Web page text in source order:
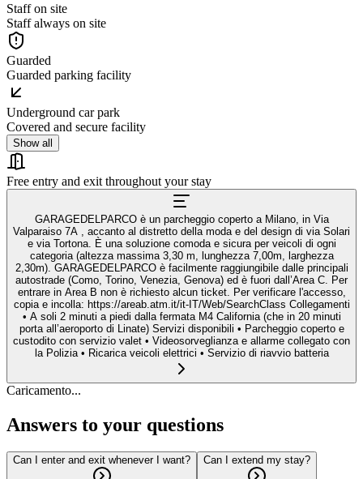
Staff on site
Staff always on site
Guarded
Guarded parking facility
Underground car park
Covered and secure facility
Show all
Free entry and exit throughout your stay
GARAGEDELPARCO è un parcheggio coperto a Milano, in Via
Valparaiso 7A , accanto al distretto della moda e del design di via Solari
e via Tortona. È una soluzione comoda e sicura per veicoli di ogni
categoria (altezza massima 3,30 m, lunghezza 7,00m, larghezza
2,30m). GARAGEDELPARCO è facilmente raggiungibile dalle principali
autostrade (Como, Torino, Venezia, Genova) ed è fuori dall’Area C. Per
entrare in Area B non è richiesto alcun ticket. Per verificare l'accesso,
copia e incolla: https://areab.atm.it/it-IT/Web/SearchClass Collegamenti
• A soli 2 minuti a piedi dalla fermata M4 California (che in 20 minuti
porta all’aeroporto di Linate) Servizi disponibili • Parcheggio coperto e
custodito con servizio valet • Videosorveglianza e allarme collegato con
la Polizia • Ricarica veicoli elettrici • Servizio di riavvio batteria
Caricamento...
Answers to your questions
Can I enter and exit whenever I want? Can I extend my stay?